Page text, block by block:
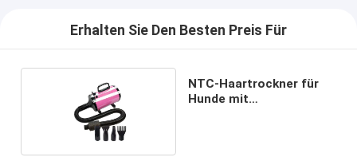
Erhalten Sie Den Besten Preis Für
NTC-Haartrockner für
Hunde mit